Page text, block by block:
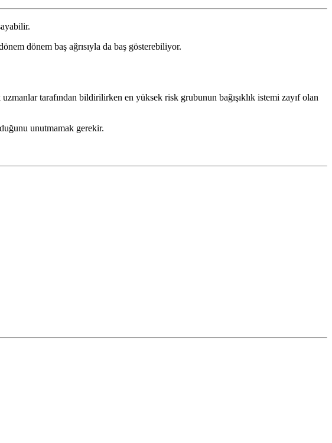
dönem baş ağrısıyla da baş gösterebiliyor.
tarafından bildirilirken en yüksek risk grubunun bağışıklık istemi zayıf olan
unutmamak gerekir.